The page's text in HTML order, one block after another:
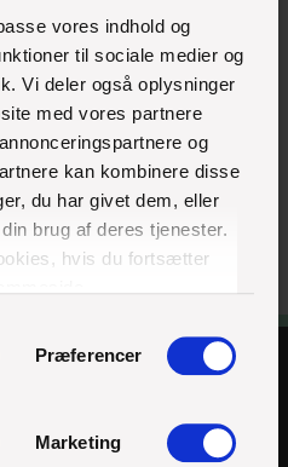
vores indhold og
til sociale medier og
Vi deler også oplysninger
med vores partnere
og
kan kombinere disse
du har givet dem, eller
brug af deres tjenester.
hvis du fortsætter
Præferencer
Marketing